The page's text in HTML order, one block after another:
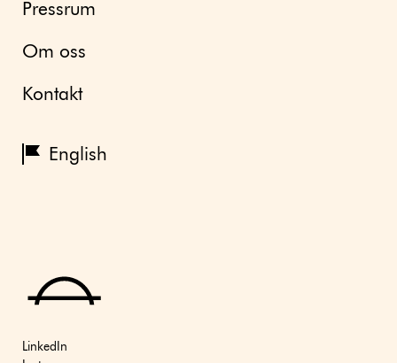
Pressrum
Om oss
Kontakt
English
LinkedIn